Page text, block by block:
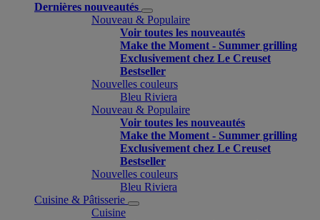
Dernières nouveautés
Nouveau & Populaire
Voir toutes les nouveautés
Make the Moment - Summer grilling
Exclusivement chez Le Creuset
Bestseller
Nouvelles couleurs
Bleu Riviera
Nouveau & Populaire
Voir toutes les nouveautés
Make the Moment - Summer grilling
Exclusivement chez Le Creuset
Bestseller
Nouvelles couleurs
Bleu Riviera
Cuisine & Pâtisserie
Cuisine